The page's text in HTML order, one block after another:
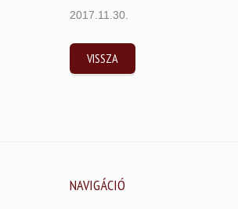
2017.11.30.
VISSZA
NAVIGÁCIÓ